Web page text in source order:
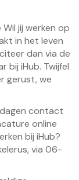
jij werken op
in het leven
dan via de
bij iHub. Twijfel
gerust, we
contact
online
bij iHub?
via 06-